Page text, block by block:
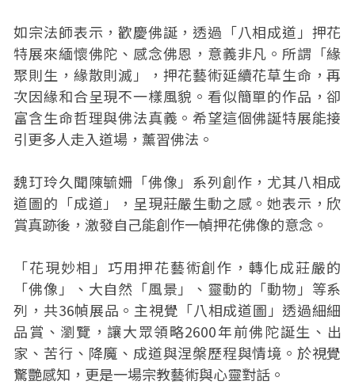
如宗法師表示，歡慶佛誕，透過「八相成道」押花
特展來緬懷佛陀、感念佛恩，意義非凡。所謂「緣
聚則生，緣散則滅」，押花藝術延續花草生命，再
次因緣和合呈現不一樣風貌。看似簡單的作品，卻
富含生命哲理與佛法真義。希望這個佛誕特展能接
引更多人走入道場，薰習佛法。
魏玎玲久聞陳毓姍「佛像」系列創作，尤其八相成
道圖的「成道」，呈現莊嚴生動之感。她表示，欣
賞真跡後，激發自己能創作一幀押花佛像的意念。
「花現妙相」巧用押花藝術創作，轉化成莊嚴的
「佛像」、大自然「風景」、靈動的「動物」等系
列，共36幀展品。主視覺「八相成道圖」透過細細
品賞、瀏覽，讓大眾領略2600年前佛陀誕生、出
家、苦行、降魔、成道與涅槃歷程與情境。於視覺
驚艷感知，更是一場宗教藝術與心靈對話。